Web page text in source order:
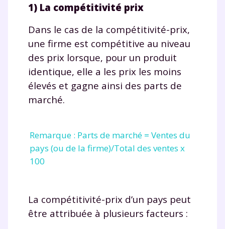
1) La compétitivité prix
Dans le cas de la compétitivité-prix,
une firme est compétitive au niveau
des prix lorsque, pour un produit
identique, elle a les prix les moins
élevés et gagne ainsi des parts de
marché.
Remarque : Parts de marché = Ventes du
pays (ou de la firme)/Total des ventes x
100
La compétitivité-prix d’un pays peut
être attribuée à plusieurs facteurs :